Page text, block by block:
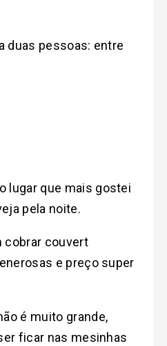
duas pessoas: entre
lugar que mais gostei
pela noite.
cobrar couvert
e preço super
é muito grande,
ficar nas mesinhas